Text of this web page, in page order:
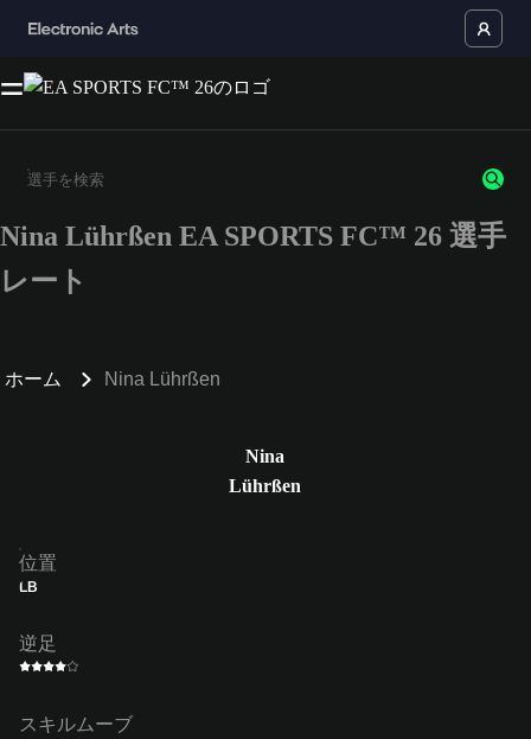
3文字以上の文字または数字を入力してください。
Nina Lührßen EA SPORTS FC™ 26 選手
レート
ホーム Nina Lührßen
Nina
Lührßen
位置
LB
逆足
スキルムーブ